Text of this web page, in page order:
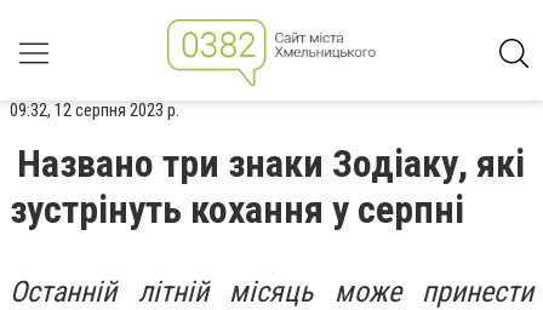
09:32, 12 серпня 2023 р.
Названо три знаки Зодіаку, які
зустрінуть кохання у серпні
Останній літній місяць може принести